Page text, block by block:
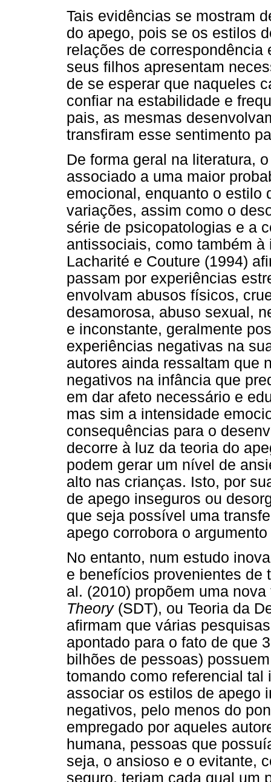
Tais evidências se mostram
do apego, pois se os estilos
relações de correspondência
seus filhos apresentam
de se esperar que naqueles
confiar na estabilidade e
pais, as mesmas
transfiram esse sentimento
De forma geral na literatura,
associado a uma maior
emocional, enquanto o estilo
variações, assim como o
série de psicopatologias e a
antissociais, como também
Lacharité e Couture (1994)
passam por experiências
envolvam abusos físicos,
desamorosa, abuso sexual,
e inconstante, geralmente
experiências negativas na
autores ainda ressaltam que
negativos na infância que
em dar afeto necessário e
mas sim a intensidade
consequências para o
decorre à luz da teoria do
podem gerar um nível de
alto nas crianças. Isto, por
de apego inseguros ou
que seja possível uma
apego corrobora o
No entanto, num estudo
e benefícios provenientes de
al. (2010) propõem uma
Theory(SDT), ou Teoria da
afirmam que várias
apontado para o fato de que
bilhões de pessoas)
tomando como referencial
associar os estilos de apego
negativos, pelo menos do
empregado por aqueles
humana, pessoas que
seja, o ansioso e o evitante,
seguro, teriam cada qual um